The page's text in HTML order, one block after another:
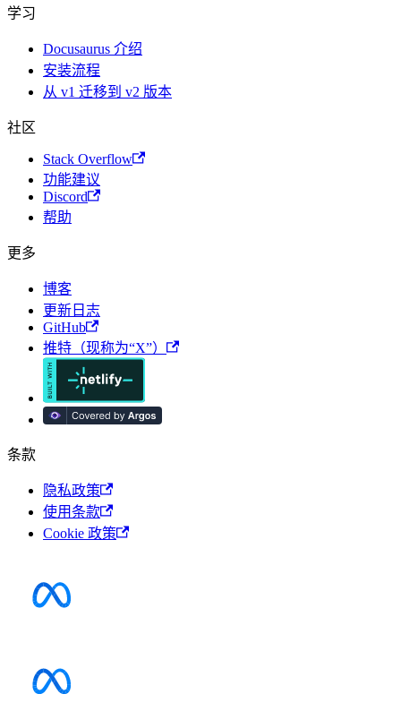
学习
Docusaurus 介绍
安装流程
从 v1 迁移到 v2 版本
社区
Stack Overflow
功能建议
Discord
帮助
更多
博客
更新日志
GitHub
推特（现称为“X”）
条款
隐私政策
使用条款
Cookie 政策